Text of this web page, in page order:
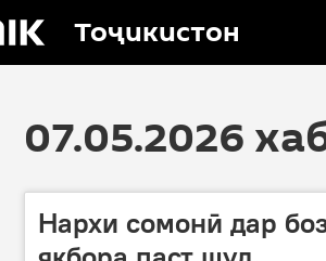
Тоҷикистон
07.05.2026
Нархи сомонӣ дар